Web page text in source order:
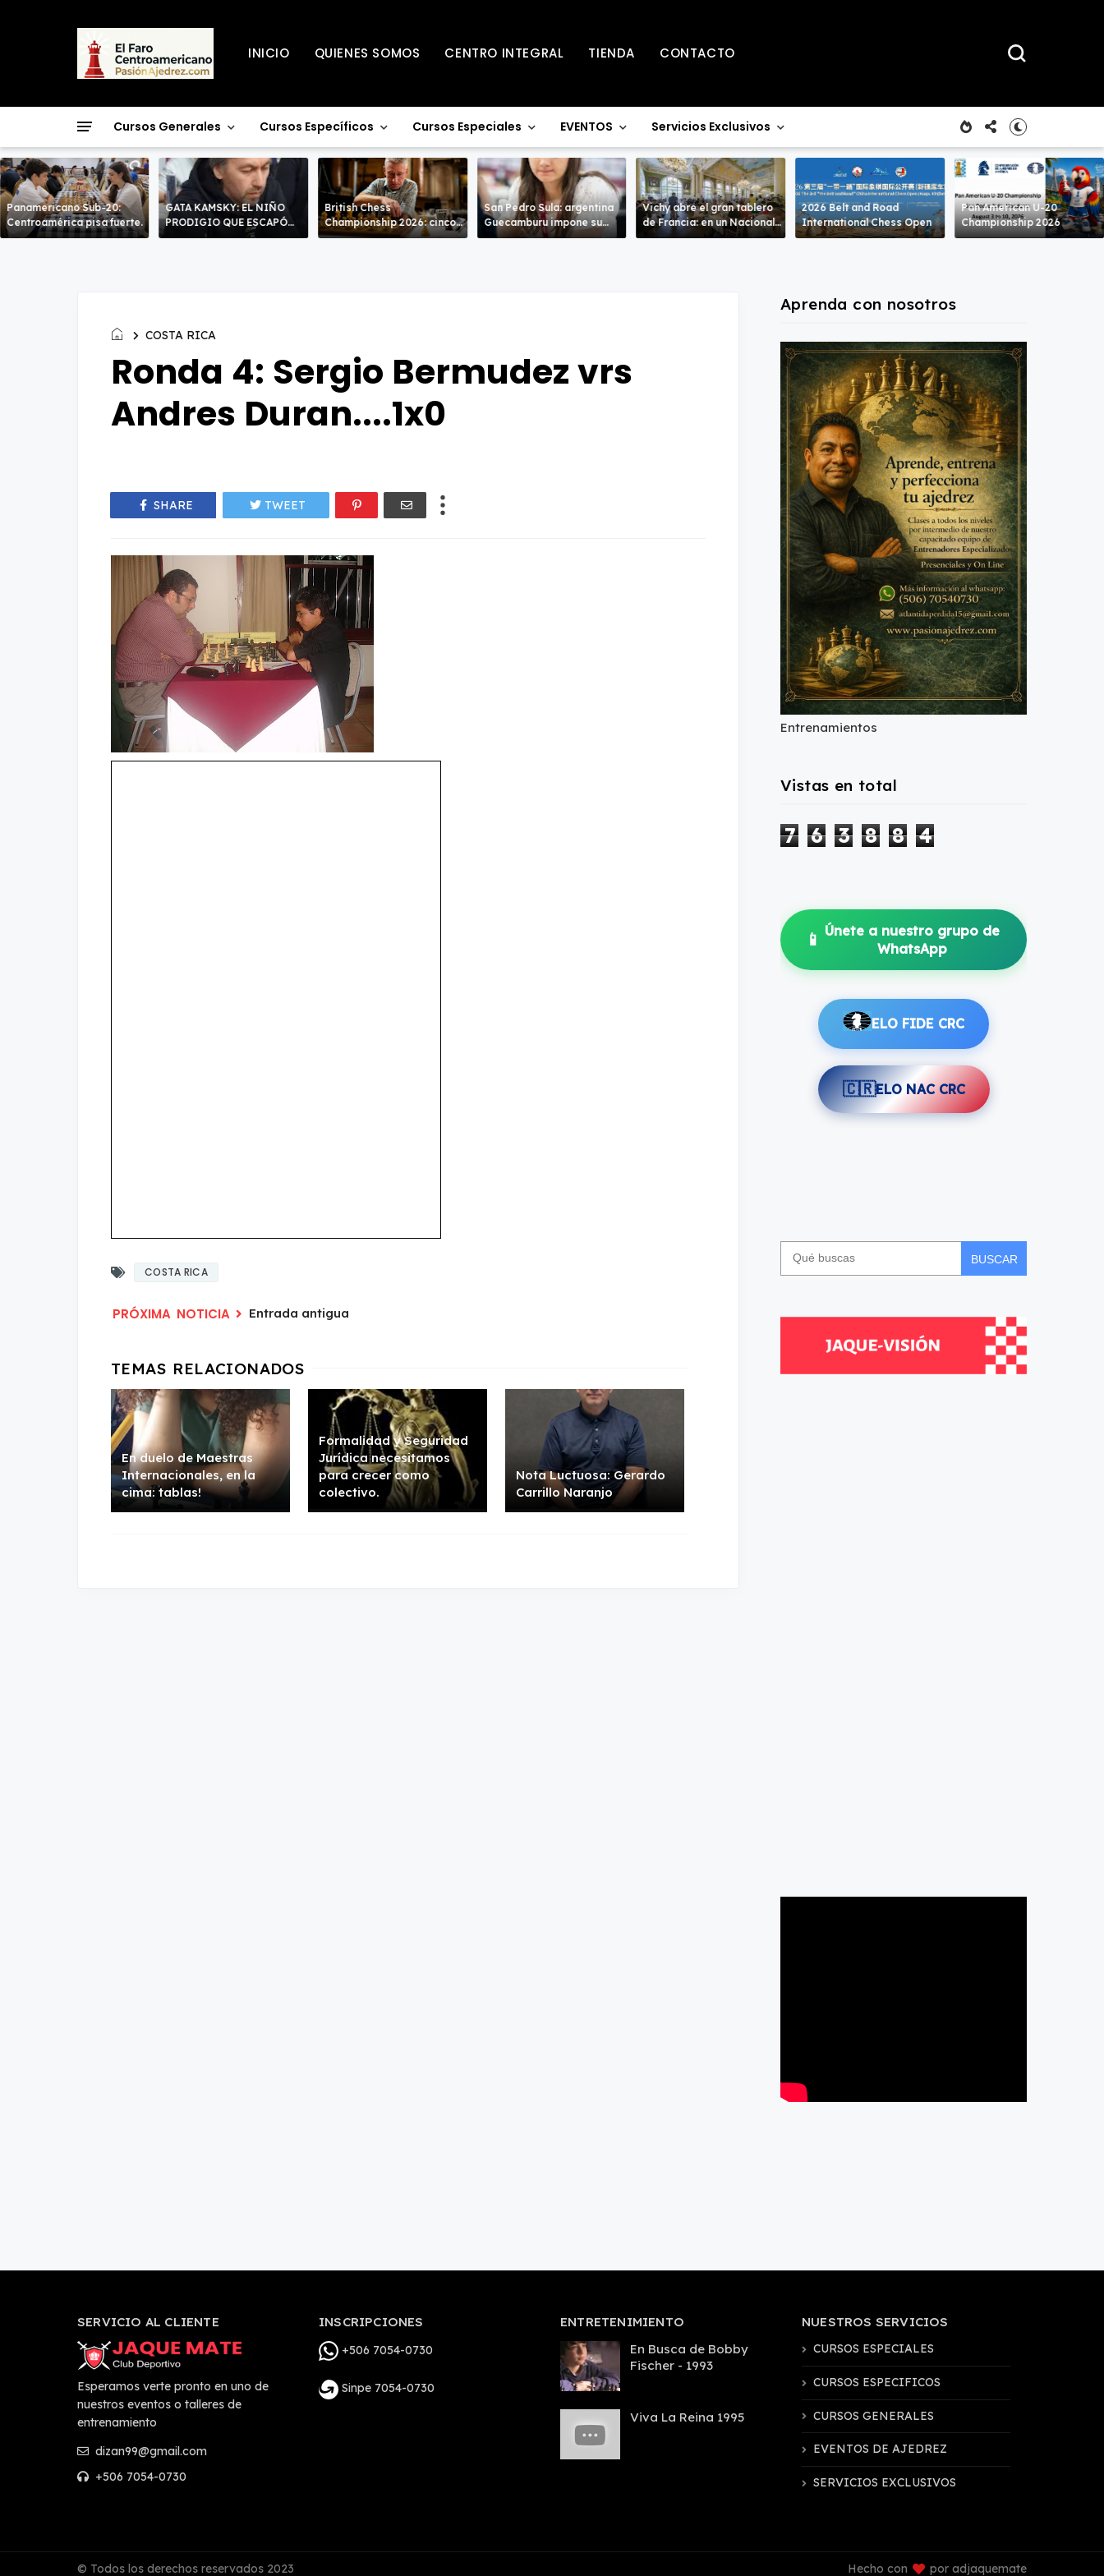
INICIO QUIENES SOMOS CENTRO INTEGRAL TIENDA CONTACTO
Cursos Generales Cursos Específicos Cursos Especiales EVENTOS Servicios Exclusivos
Panamericano Sub-20:
Centroamérica pisa fuerte.
GATA KAMSKY: EL NIÑO
PRODIGIO QUE ESCAPÓ
DOS VECES!
British Chess
Championship 2026: cinco
líderes entran en la recta
San Pedro Sula: argentina
Guecamburu impone su
poderío.
Vichy abre el gran tablero
de Francia: en un Nacional
de alto nivel
2026 Belt and Road
International Chess Open
Pan American U-20
Championship 2026
COSTA RICA
Ronda 4: Sergio Bermudez vrs
Andres Duran....1x0
SHARE TWEET
COSTA RICA
Entrada antigua
En duelo de Maestras
Internacionales, en la
cima: tablas!
Formalidad y Seguridad
Jurídica necesitamos
para crecer como
colectivo.
Nota Luctuosa: Gerardo
Carrillo Naranjo
Aprenda con nosotros
Entrenamientos
Vistas en total
7 6 3 8 8 4
📱 Únete a nuestro grupo de
WhatsApp
ELO FIDE CRC
🇨🇷ELO NAC CRC
BUSCAR
SERVICIO AL CLIENTE
Esperamos verte pronto en uno de
nuestros eventos o talleres de
entrenamiento
dizan99@gmail.com
+506 7054-0730
INSCRIPCIONES
+506 7054-0730
Sinpe 7054-0730
ENTRETENIMIENTO
En Busca de Bobby
Fischer - 1993
Viva La Reina 1995
NUESTROS SERVICIOS
CURSOS ESPECIALES
CURSOS ESPECIFICOS
CURSOS GENERALES
EVENTOS DE AJEDREZ
SERVICIOS EXCLUSIVOS
© Todos los derechos reservados 2023 Hecho con por adjaquemate